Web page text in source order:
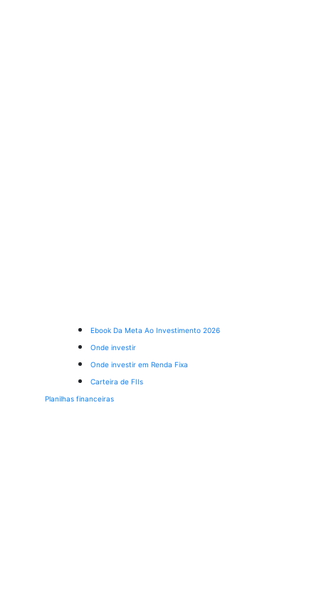
Ebook Da Meta Ao Investimento 2026
Onde investir
Onde investir em Renda Fixa
Carteira de FIIs
Planilhas financeiras